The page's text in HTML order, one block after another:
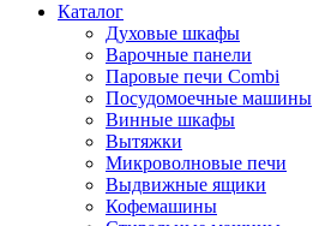
Каталог
Духовые шкафы
Варочные панели
Паровые печи Combi
Посудомоечные машины
Винные шкафы
Вытяжки
Микроволновые печи
Выдвижные ящики
Кофемашины